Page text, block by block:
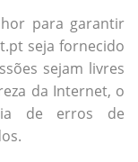
para garantir
seja fornecido
sejam livres
da Internet, o
de erros de